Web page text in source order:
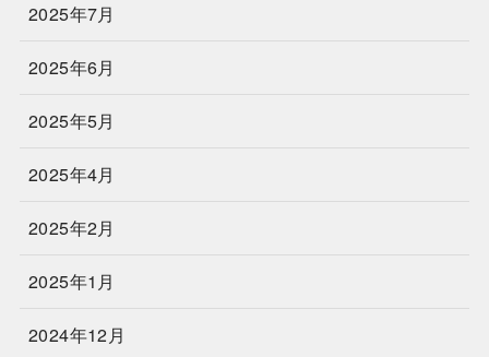
2025年7月
2025年6月
2025年5月
2025年4月
2025年2月
2025年1月
2024年12月